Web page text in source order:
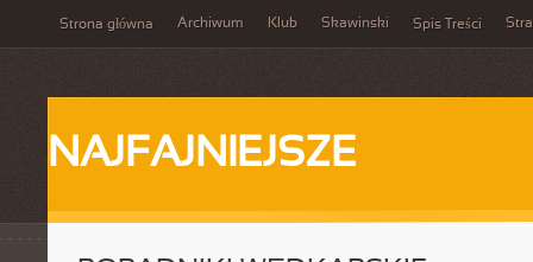
Strona główna Archiwum Klub Skawinski Spis Treści
NAJFAJNIEJSZE